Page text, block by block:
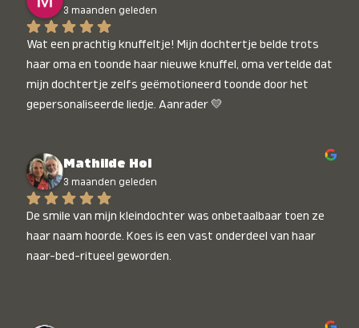
3 maanden geleden
Wat een prachtig knuffeltje! Mijn dochtertje belde trots
haar oma en toonde haar nieuwe knuffel, oma vertelde dat
mijn dochtertje zelfs geëmotioneerd toonde door het
gepersonaliseerde liedje. Aanrader 💛
Mathilde Hol
3 maanden geleden
De smile van mijn kleindochter was onbetaalbaar toen ze
haar naam hoorde. Koes is een vast onderdeel van haar
naar-bed-ritueel geworden.